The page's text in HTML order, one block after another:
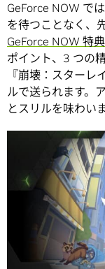
GeForce NOW で
を待つことなく、
GeForce NOW 特
ポイント、3 つの
『崩壊：スター
ルで送られます。
とスリルを味わい